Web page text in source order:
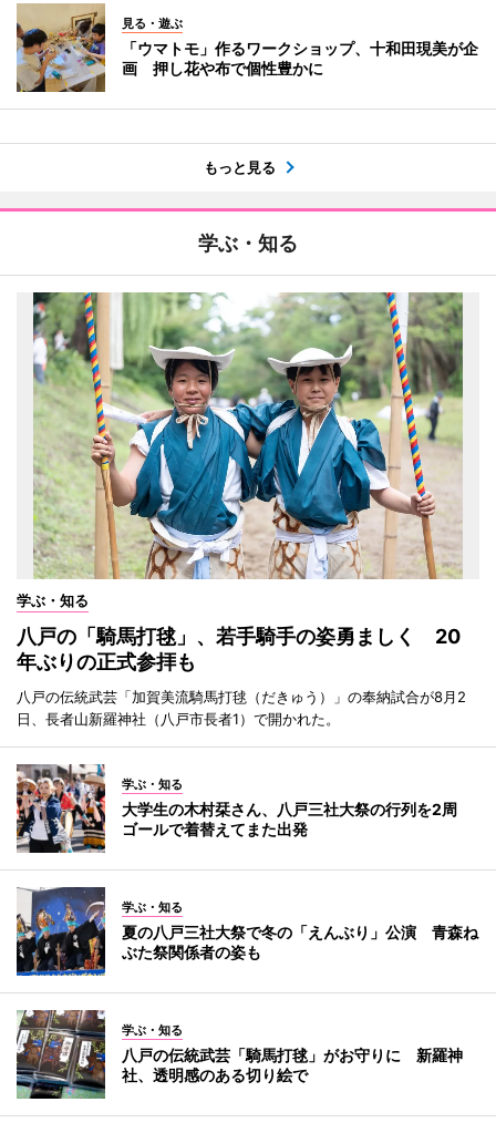
見る・遊ぶ
「ウマトモ」作るワークショップ、十和田現美が企
画 押し花や布で個性豊かに
もっと見る
学ぶ・知る
学ぶ・知る
八戸の「騎馬打毬」、若手騎手の姿勇ましく 20
年ぶりの正式参拝も
八戸の伝統武芸「加賀美流騎馬打毬（だきゅう）」の奉納試合が8月2
日、長者山新羅神社（八戸市長者1）で開かれた。
学ぶ・知る
大学生の木村栞さん、八戸三社大祭の行列を2周
ゴールで着替えてまた出発
学ぶ・知る
夏の八戸三社大祭で冬の「えんぶり」公演 青森ね
ぶた祭関係者の姿も
学ぶ・知る
八戸の伝統武芸「騎馬打毬」がお守りに 新羅神
社、透明感のある切り絵で